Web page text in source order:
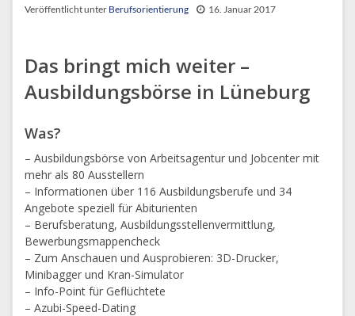
Veröffentlicht unter Berufsorientierung 16. Januar 2017
Das bringt mich weiter –
Ausbildungsbörse in Lüneburg
Was?
– Ausbildungsbörse von Arbeitsagentur und Jobcenter mit
mehr als 80 Ausstellern
– Informationen über 116 Ausbildungsberufe und 34
Angebote speziell für Abiturienten
– Berufsberatung, Ausbildungsstellenvermittlung,
Bewerbungsmappencheck
– Zum Anschauen und Ausprobieren: 3D-Drucker,
Minibagger und Kran-Simulator
– Info-Point für Geflüchtete
– Azubi-Speed-Dating